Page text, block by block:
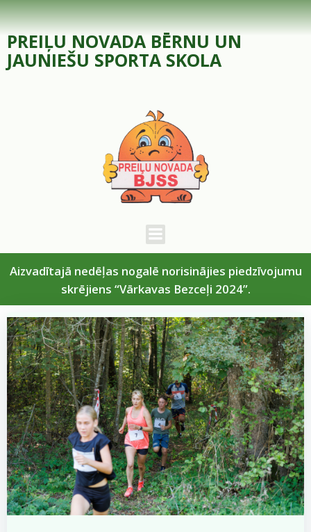
Skip
to
content
PREIĻU NOVADA BĒRNU UN
JAUNIEŠU SPORTA SKOLA
Aizvadītajā nedēļas nogalē norisinājies piedzīvojumu
skrējiens “Vārkavas Bezceļi 2024”.